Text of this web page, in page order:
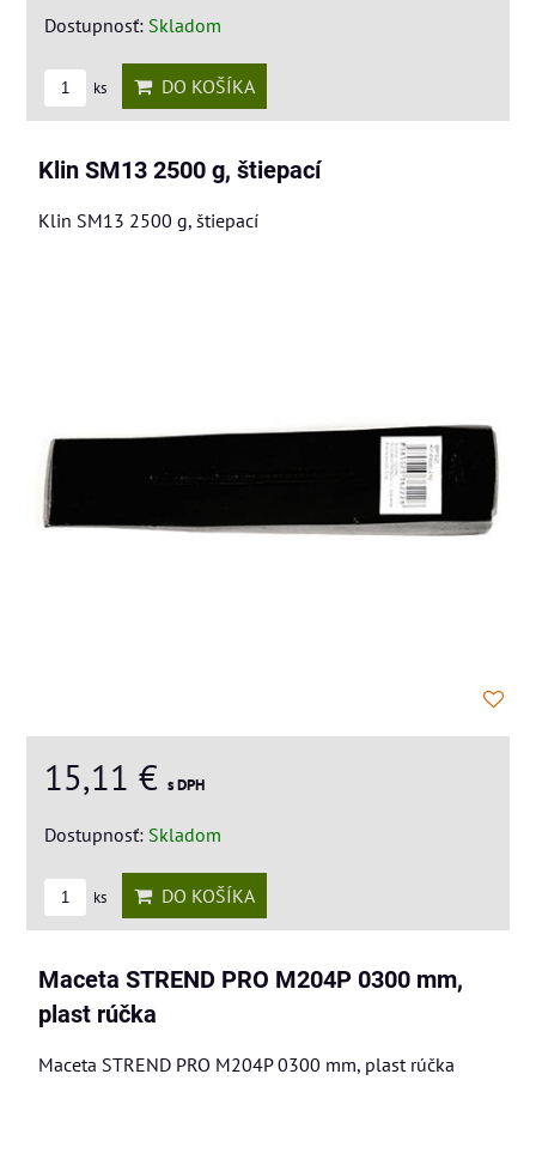
Dostupnosť: Skladom
ks DO KOŠÍKA
Klin SM13 2500 g, štiepací
Klin SM13 2500 g, štiepací
15,11 € s DPH
Dostupnosť: Skladom
ks DO KOŠÍKA
Maceta STREND PRO M204P 0300 mm,
plast rúčka
Maceta STREND PRO M204P 0300 mm, plast rúčka